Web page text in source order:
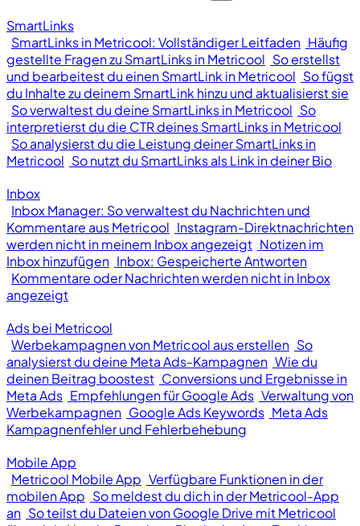
SmartLinks
SmartLinks in Metricool: Vollständiger Leitfaden Häufig
gestellte Fragen zu SmartLinks in Metricool So erstellst
und bearbeitest du einen SmartLink in Metricool So fügst
du Inhalte zu deinem SmartLink hinzu und aktualisierst sie
So verwaltest du deine SmartLinks in Metricool So
interpretierst du die CTR deines SmartLinks in Metricool
So analysierst du die Leistung deiner SmartLinks in
Metricool So nutzt du SmartLinks als Link in deiner Bio
Inbox
Inbox Manager: So verwaltest du Nachrichten und
Kommentare aus Metricool Instagram-Direktnachrichten
werden nicht in meinem Inbox angezeigt Notizen im
Inbox hinzufügen Inbox: Gespeicherte Antworten
Kommentare oder Nachrichten werden nicht in Inbox
angezeigt
Ads bei Metricool
Werbekampagnen von Metricool aus erstellen So
analysierst du deine Meta Ads-Kampagnen Wie du
deinen Beitrag boostest Conversions und Ergebnisse in
Meta Ads Empfehlungen für Google Ads Verwaltung von
Werbekampagnen Google Ads Keywords Meta Ads
Kampagnenfehler und Fehlerbehebung
Mobile App
Metricool Mobile App Verfügbare Funktionen in der
mobilen App So meldest du dich in der Metricool-App
an So teilst du Dateien von Google Drive mit Metricool